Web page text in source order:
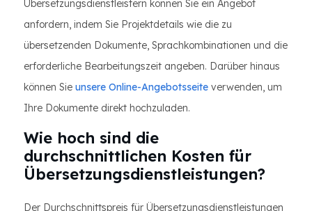
Übersetzungsdienstleistern können Sie ein Angebot
anfordern, indem Sie Projektdetails wie die zu
übersetzenden Dokumente, Sprachkombinationen und die
erforderliche Bearbeitungszeit angeben. Darüber hinaus
können Sie unsere Online-Angebotsseite verwenden, um
Ihre Dokumente direkt hochzuladen.
Wie hoch sind die
durchschnittlichen Kosten für
Übersetzungsdienstleistungen?
Der Durchschnittspreis für Übersetzungsdienstleistungen